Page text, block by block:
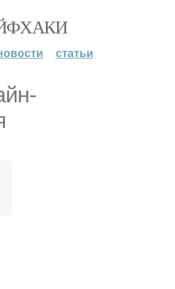
статьи